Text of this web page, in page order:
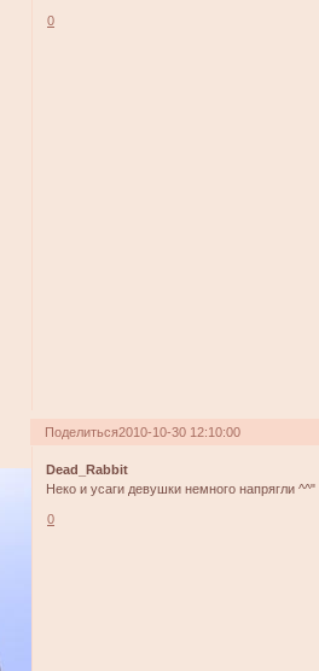
0
Поделиться2010-10-30 12:10:00
Dead_Rabbit
Неко и усаги девушки немного напрягли ^^"
0